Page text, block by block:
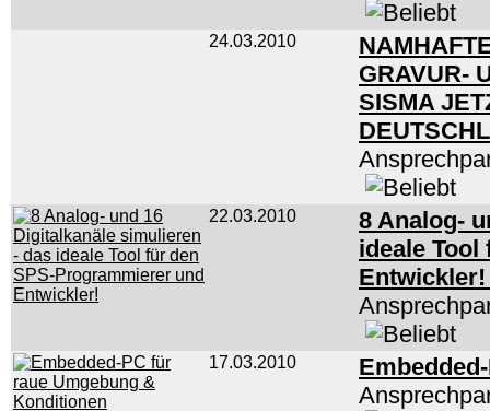
24.03.2010
GRAVUR-
SISMA
22.03.2010
8 Analog-
ideale
17.03.2010